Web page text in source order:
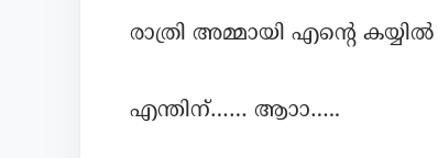
രാത്രി അമ്മായി എന്റെ
എന്തിന്…… ആാാ…..